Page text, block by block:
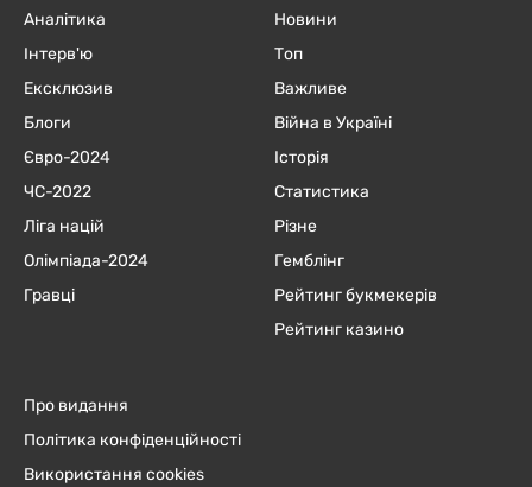
Аналітика
Інтерв'ю
Ексклюзив
Блоги
Євро-2024
ЧC-2022
Ліга націй
Олімпіада-2024
Гравці
Новини
Топ
Важливе
Війна в Україні
Історія
Статистика
Різне
Гемблінг
Рейтинг букмекерів
Рейтинг казино
Про видання
Політика конфіденційності
Використання cookies